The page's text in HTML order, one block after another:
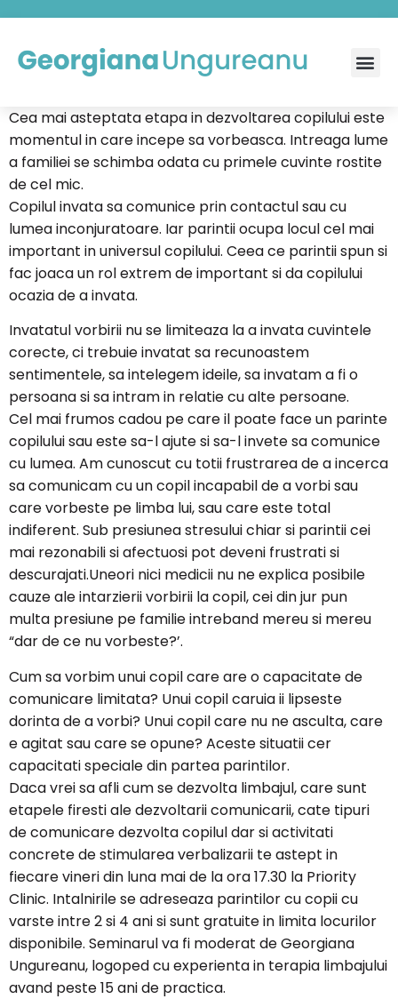
Cea mai asteptata etapa in dezvoltarea copilului este
momentul in care incepe sa vorbeasca. Intreaga lume
a familiei se schimba odata cu primele cuvinte rostite
de cel mic.
Copilul invata sa comunice prin contactul sau cu
lumea inconjuratoare. Iar parintii ocupa locul cel mai
important in universul copilului. Ceea ce parintii spun si
fac joaca un rol extrem de important si da copilului
ocazia de a invata.
Invatatul vorbirii nu se limiteaza la a invata cuvintele
corecte, ci trebuie invatat sa recunoastem
sentimentele, sa intelegem ideile, sa invatam a fi o
persoana si sa intram in relatie cu alte persoane.
Cel mai frumos cadou pe care il poate face un parinte
copilului sau este sa-l ajute si sa-l invete sa comunice
cu lumea. Am cunoscut cu totii frustrarea de a incerca
sa comunicam cu un copil incapabil de a vorbi sau
care vorbeste pe limba lui, sau care este total
indiferent. Sub presiunea stresului chiar si parintii cei
mai rezonabili si afectuosi pot deveni frustrati si
descurajati.Uneori nici medicii nu ne explica posibile
cauze ale intarzierii vorbirii la copil, cei din jur pun
multa presiune pe familie intreband mereu si mereu
“dar de ce nu vorbeste?’.
Cum sa vorbim unui copil care are o capacitate de
comunicare limitata? Unui copil caruia ii lipseste
dorinta de a vorbi? Unui copil care nu ne asculta, care
e agitat sau care se opune? Aceste situatii cer
capacitati speciale din partea parintilor.
Daca vrei sa afli cum se dezvolta limbajul, care sunt
etapele firesti ale dezvoltarii comunicarii, cate tipuri
de comunicare dezvolta copilul dar si activitati
concrete de stimularea verbalizarii te astept in
fiecare vineri din luna mai de la ora 17.30 la Priority
Clinic. Intalnirile se adreseaza parintilor cu copii cu
varste intre 2 si 4 ani si sunt gratuite in limita locurilor
disponibile. Seminarul va fi moderat de Georgiana
Ungureanu, logoped cu experienta in terapia limbajului
avand peste 15 ani de practica.